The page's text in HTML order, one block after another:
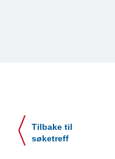
Tilbake til
søketreff